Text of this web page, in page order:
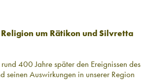
um Rätikon und Silvretta
400 Jahre später den Ereignissen des
seinen Auswirkungen in unserer Region